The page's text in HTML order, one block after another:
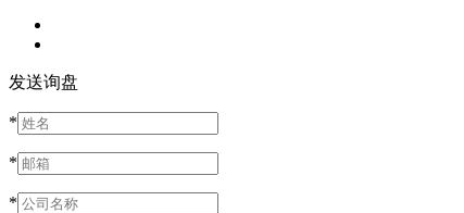
发送询盘
*
*
*